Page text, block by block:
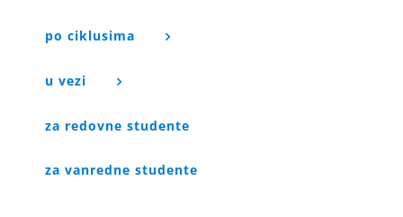
po ciklusima
u vezi
za redovne studente
za vanredne studente